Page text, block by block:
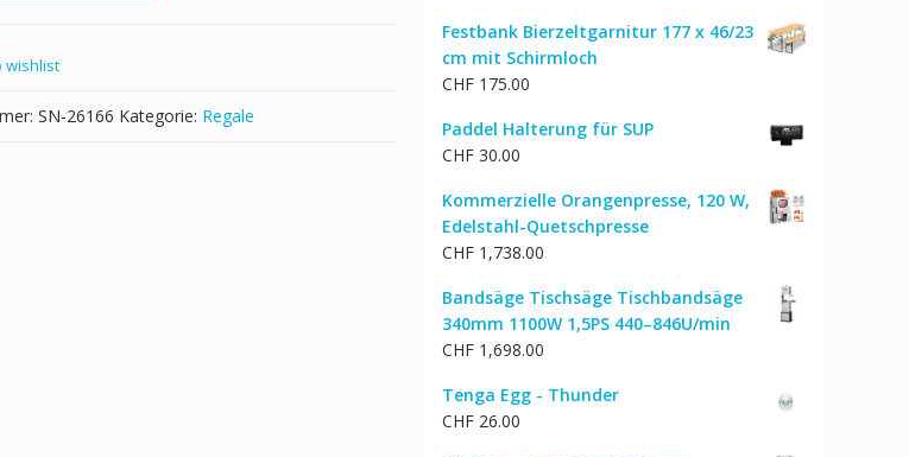
wishlist
SN-26166 Kategorie: Regale
Festbank Bierzeltgarnitur 177 x 46/23
cm mit Schirmloch
CHF 175.00
Paddel Halterung für SUP
CHF 30.00
Kommerzielle Orangenpresse, 120 W,
Edelstahl-Quetschpresse
CHF 1,738.00
Bandsäge Tischsäge Tischbandsäge
340mm 1100W 1,5PS 440–846U/min
CHF 1,698.00
Tenga Egg - Thunder
CHF 26.00